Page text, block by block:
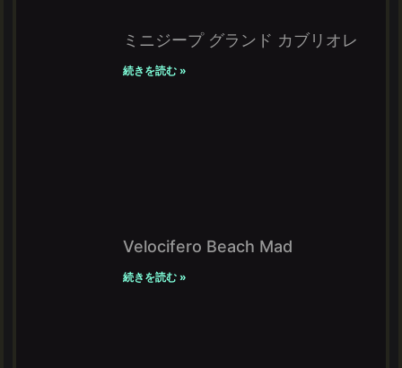
ミニジープ グランド カブリオレ
続きを読む »
Velocifero Beach Mad
続きを読む »